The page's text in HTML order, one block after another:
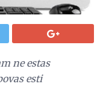
ne estas
esti